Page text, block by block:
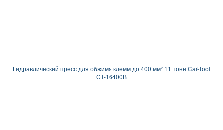
Гидравлический пресс для обжима клемм до 400 мм² 11 тонн Car-Tool
CT-16400B